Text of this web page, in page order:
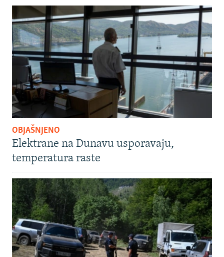
OBJAŠNJENO
Elektrane na Dunavu usporavaju,
temperatura raste